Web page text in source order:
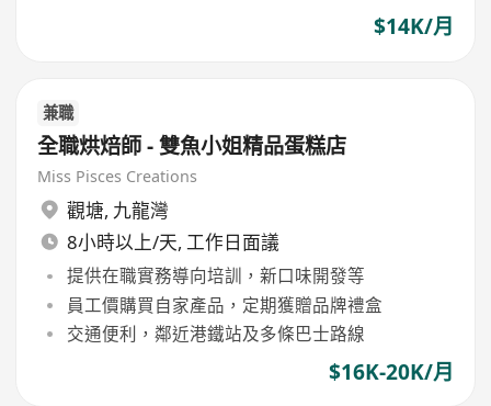
$14K/月
兼職
全職烘焙師 - 雙魚小姐精品蛋糕店
Miss Pisces Creations
觀塘, 九龍灣
8小時以上/天, 工作日面議
提供在職實務導向培訓，新口味開發等
員工價購買自家產品，定期獲贈品牌禮盒
交通便利，鄰近港鐵站及多條巴士路線
$16K-20K/月